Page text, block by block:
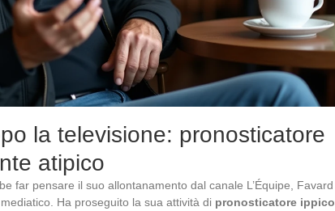
la televisione: pronosticatore
atipico
far pensare il suo allontanamento dal canale L’Équipe, Favard
Ha proseguito la sua attività di pronosticatore ippico